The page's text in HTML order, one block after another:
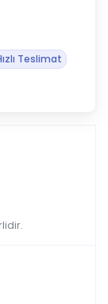
Teslimat